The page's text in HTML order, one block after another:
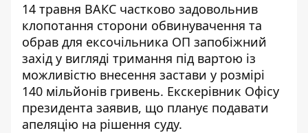
14 травня ВАКС частково задовольнив
клопотання сторони обвинувачення та
обрав для ексочільника ОП запобіжний
захід у вигляді тримання під вартою із
можливістю внесення застави у розмірі
140 мільйонів гривень. Екскерівник Офісу
президента заявив, що планує подавати
апеляцію на рішення суду.